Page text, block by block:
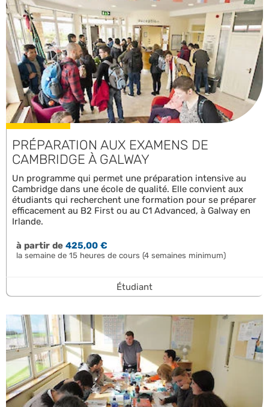
PRÉPARATION AUX EXAMENS DE
CAMBRIDGE À GALWAY
Un programme qui permet une préparation intensive au
Cambridge dans une école de qualité. Elle convient aux
étudiants qui recherchent une formation pour se préparer
efficacement au B2 First ou au C1 Advanced, à Galway en
Irlande.
à partir de425,00 €
la semaine de 15 heures de cours (4 semaines minimum)
Étudiant